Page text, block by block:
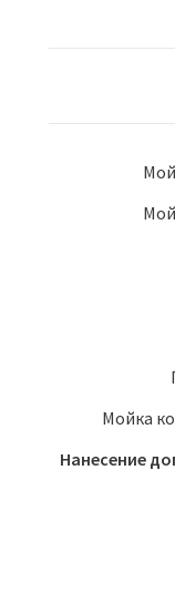
Мойка
Нанесение